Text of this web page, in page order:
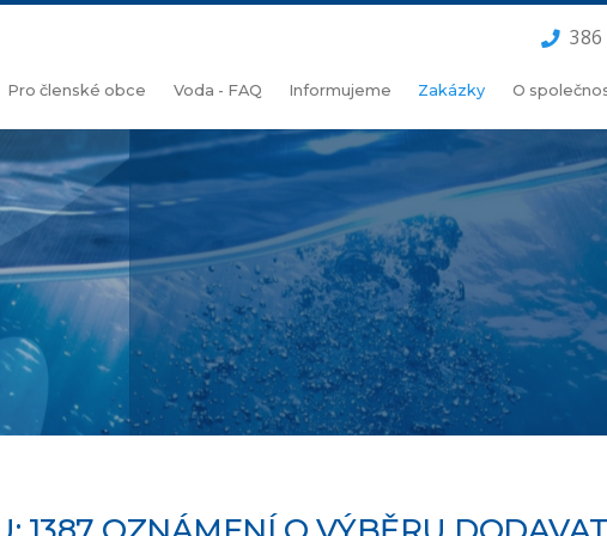
386
Pro členské obce Voda - FAQ Informujeme Zakázky O